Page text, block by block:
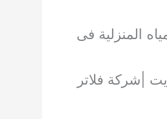
المنزلية فى
|شركة فلاتر